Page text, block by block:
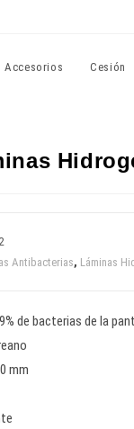
Accesorios Cesión
Antibacterias, Láminas
de bacterias de la
mm